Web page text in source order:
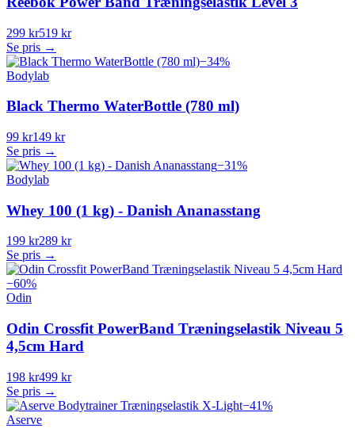
299 kr519 kr
Se pris →
−34%
Bodylab
Black Thermo WaterBottle (780 ml)
99 kr149 kr
Se pris →
−31%
Bodylab
Whey 100 (1 kg) - Danish Ananasstang
199 kr289 kr
Se pris →
−60%
Odin
Odin Crossfit PowerBand Træningselastik Niveau 5
4,5cm Hard
198 kr499 kr
Se pris →
−41%
Aserve